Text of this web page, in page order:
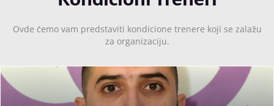
Ovde ćemo vam predstaviti kondicione trenere koji se zalažu
za organizaciju.